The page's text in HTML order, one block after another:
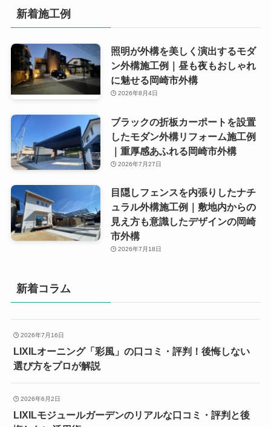
新着施工例
照明が外構を美しく演出するモダ
ン外構施工例｜昼も夜もおしゃれ
に魅せる岡崎市外構
2026年8月4日
ブラックの折板カーポートを設置
したモダン外構リフォーム施工例
｜重厚感あふれる岡崎市外構
2026年7月27日
目隠しフェンスを内張りしたナチ
ュラル外構施工例｜敷地内からの
見え方も意識したデザインの岡崎
市外構
2026年7月18日
新着コラム
2026年7月16日
LIXILオーニング「彩風」の口コミ・評判！後悔しない
選び方をプロが解説
2026年6月2日
LIXILモジュールガーデンのリアルな口コミ・評判と後